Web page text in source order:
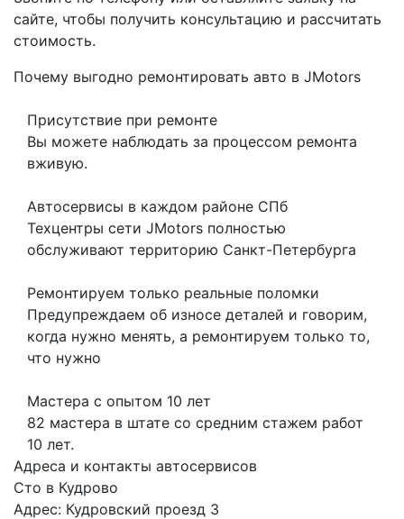
сайте, чтобы получить консультацию и рассчитать
стоимость.
Почему выгодно ремонтировать авто в JMotors
Присутствие при ремонте
Вы можете наблюдать за процессом ремонта
вживую.
Автосервисы в каждом районе СПб
Техцентры сети JMotors полностью
обслуживают территорию Санкт-Петербурга
Ремонтируем только реальные поломки
Предупреждаем об износе деталей и говорим,
когда нужно менять, а ремонтируем только то,
что нужно
Мастера с опытом 10 лет
82 мастера в штате со средним стажем работ
10 лет.
Адреса и контакты автосервисов
Сто в Кудрово
Адрес: Кудровский проезд 3